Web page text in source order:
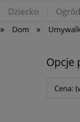
Dziecko Ogród
» Dom »
Opcje
Cena: